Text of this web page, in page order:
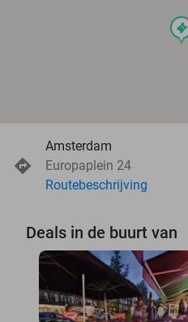
events
Amsterdam
Europaplein 24
Routebeschrijving
Deals in de buurt van